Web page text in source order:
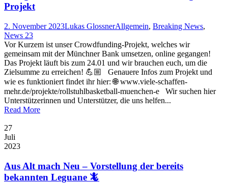
Projekt
2. November 2023Lukas GlossnerAllgemein, Breaking News,
News 23
Vor Kurzem ist unser Crowdfunding-Projekt, welches wir
gemeinsam mit der Münchner Bank umsetzen, online gegangen!
Das Projekt läuft bis zum 24.01 und wir brauchen euch, um die
Zielsumme zu erreichen! 💪🏼 Genauere Infos zum Projekt und
wie es funktioniert findet ihr hier: 🌐 www.viele-schaffen-
mehr.de/projekte/rollstuhlbasketball-muenchen-e Wir suchen hier
Unterstützerinnen und Unterstützer, die uns helfen...
Read More
27
Juli
2023
Aus Alt mach Neu – Vorstellung der bereits
bekannten Leguane 🦎